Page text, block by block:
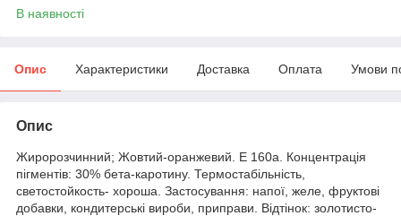
В наявності
Опис Характеристики Доставка Оплата Умови
Опис
Жиророзчинний; Жовтий-оранжевий. Е 160а. Концентрація
пігментів: 30% бета-каротину. Термостабільність,
светостойкость- хороша. Застосування: напої, желе, фруктові
добавки, кондитерські вироби, приправи. Відтінок: золотисто-